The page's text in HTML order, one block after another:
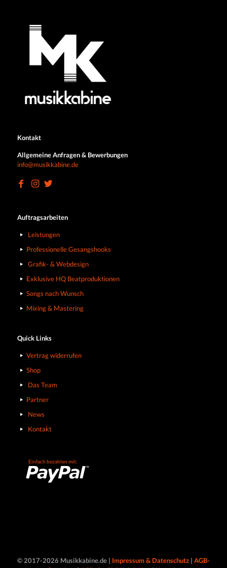
Kontakt
Allgemeine Anfragen & Bewerbungen
info@musikkabine.de
Auftragsarbeiten
Leistungen
Professionelle Gesangshooks
Grafik- & Webdesign
Exklusive HQ Beatproduktionen
Songs nach Wunsch
Mixing & Mastering
Quick Links
Vertrag widerrufen
Shop
Das Team
Partner
News
Kontakt
Einfach bezahlen mit:
© 2017-2026 Musikkabine.de | Impressum & Datenschutz | AGB-